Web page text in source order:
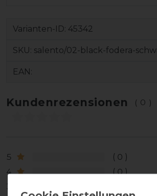
Varianten-ID: 45342
SKU: salento/02-black-fodera-
EAN:
Kundenrezensionen (0)
5
0
4
0
3